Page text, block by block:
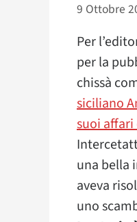
9 Ottobre
Per
per la
chissà
siciliano
suoi affari
una bella
aveva
uno